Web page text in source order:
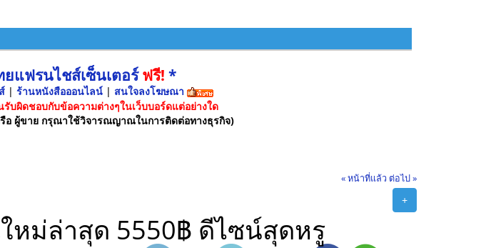
แฟรนไชส์เซ็นเตอร์ฟรี! *
| ร้านหนังสือออนไลน์ | สนใจลงโฆษณา
บผิดชอบกับข้อความต่างๆในเว็บบอร์ดแต่อย่างใด
อ ผู้ขาย กรุณาใช้วิจารณญาณในการติดต่อทางธุรกิจ)
« หน้าที่แล้ว ต่อไป »
+
หม่ล่าสุด 5550฿ ดีไซน์สุดหรู